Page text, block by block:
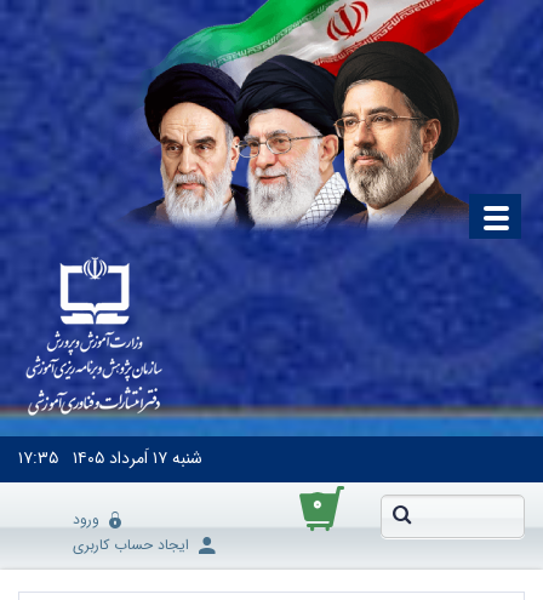
شنبه۱۷ اَمرداد ۱۴۰۵ ۱۷:۳۵
۰
ورود
ایجاد حساب کاربری